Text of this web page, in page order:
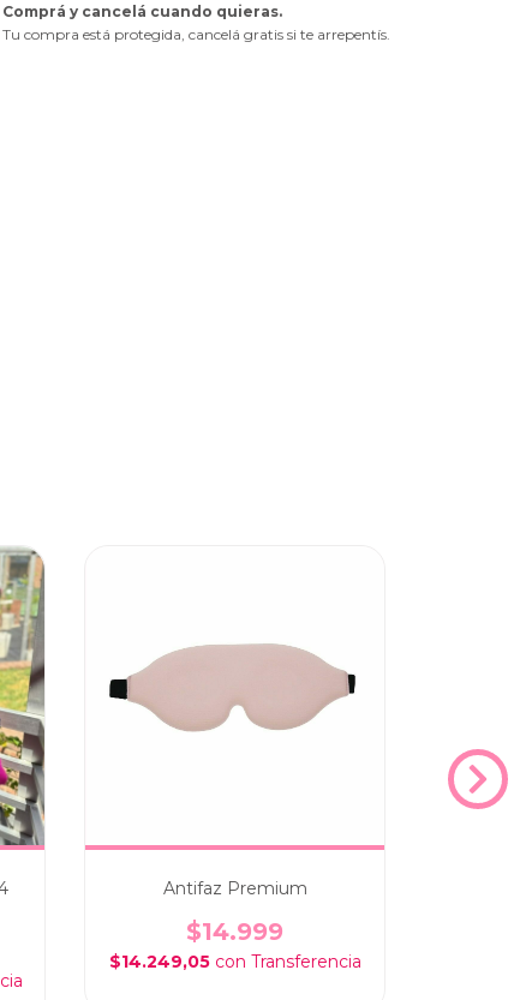
Comprá y cancelá cuando quieras.
Tu compra está protegida, cancelá gratis si te arrepentís.
Antifaz Premium
$14.999
$14.249,05 con